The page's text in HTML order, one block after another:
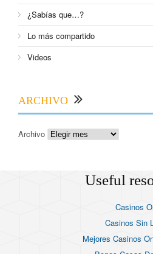
¿Sabías que…?
Lo más compartido
Videos
ARCHIVO
Archivo
Useful
Casinos
Casinos Sin
Mejores Casinos